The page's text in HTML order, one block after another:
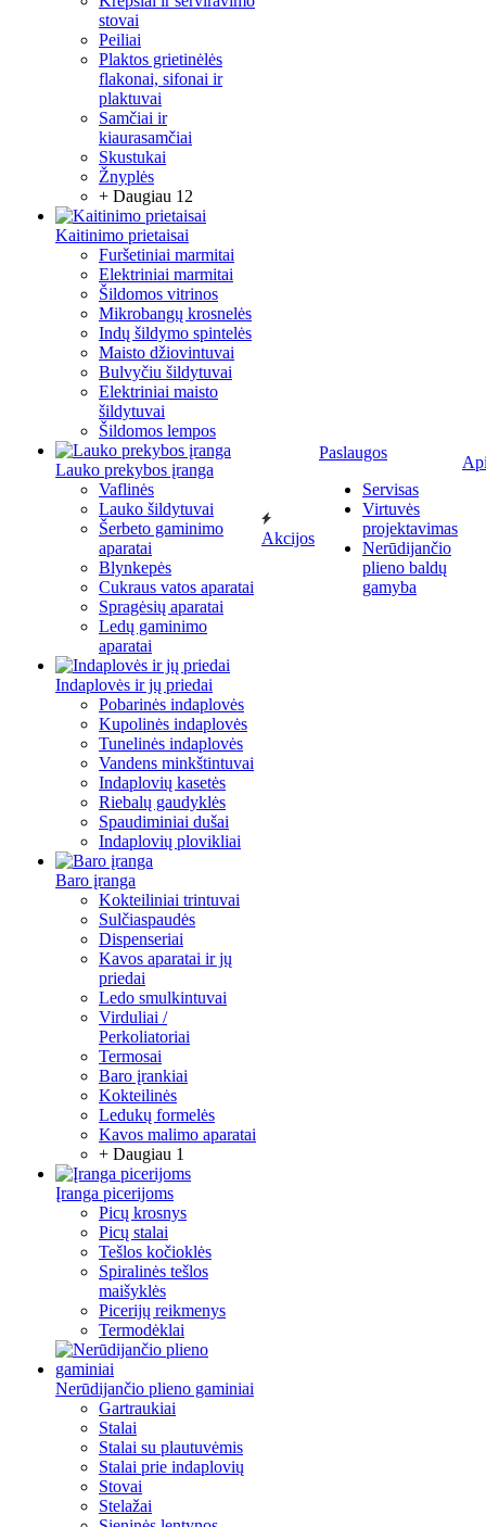
stovai
Peiliai
Plaktos grietinėlės
flakonai, sifonai ir
plaktuvai
Samčiai ir
kiaurasamčiai
Skustukai
Žnyplės
+ Daugiau 12
Kaitinimo prietaisai
Furšetiniai marmitai
Elektriniai marmitai
Šildomos vitrinos
Mikrobangų krosnelės
Indų šildymo spintelės
Maisto džiovintuvai
Bulvyčiu šildytuvai
Elektriniai maisto
šildytuvai
Šildomos lempos
Lauko prekybos įranga
Vaflinės
Lauko šildytuvai
Šerbeto gaminimo
aparatai
Blynkepės
Cukraus vatos aparatai
Spragėsių aparatai
Ledų gaminimo
aparatai
Indaplovės ir jų priedai
Pobarinės indaplovės
Kupolinės indaplovės
Tunelinės indaplovės
Vandens minkštintuvai
Indaplovių kasetės
Riebalų gaudyklės
Spaudiminiai dušai
Indaplovių plovikliai
Baro įranga
Kokteiliniai trintuvai
Sulčiaspaudės
Dispenseriai
Kavos aparatai ir jų
priedai
Ledo smulkintuvai
Virduliai /
Perkoliatoriai
Termosai
Baro įrankiai
Kokteilinės
Ledukų formelės
Kavos malimo aparatai
+ Daugiau 1
Įranga picerijoms
Picų krosnys
Picų stalai
Tešlos kočioklės
Spiralinės tešlos
maišyklės
Picerijų reikmenys
Termodėklai
Nerūdijančio plieno gaminiai
Gartraukiai
Stalai
Stalai su plautuvėmis
Stalai prie indaplovių
Stovai
Stelažai
Akcijos
Paslaugos
Servisas
Virtuvės
projektavimas
Nerūdijančio
plieno baldų
gamyba